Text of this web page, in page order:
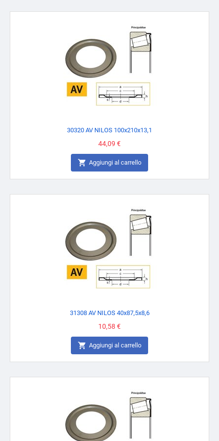
30320 AV NILOS 100x210x13,1
Prezzo
44,09 €
 Aggiungi al carrello
31308 AV NILOS 40x87,5x8,6
Prezzo
10,58 €
 Aggiungi al carrello